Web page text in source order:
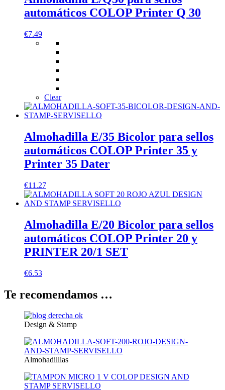
automáticos COLOP Printer Q 30
€7.49
Clear
Almohadilla E/35 Bicolor para sellos
automáticos COLOP Printer 35 y
Printer 35 Dater
€11.27
Almohadilla E/20 Bicolor para sellos
automáticos COLOP Printer 20 y
PRINTER 20/1 SET
€6.53
Te recomendamos …
Design & Stamp
Almohadilllas